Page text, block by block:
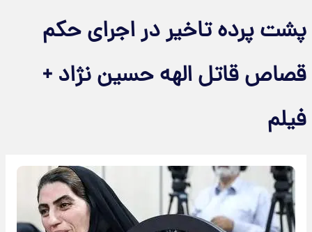
پشت پرده تاخیر در اجرای حکم
قصاص قاتل الهه حسین نژاد +
فیلم